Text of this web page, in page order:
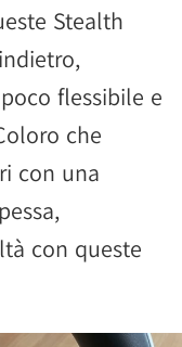
Stealth
flessibile e
che
con una
con queste